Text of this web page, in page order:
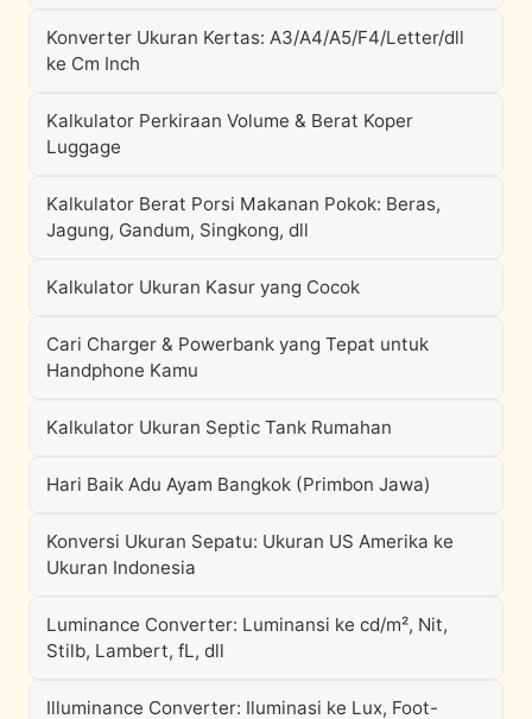
Konverter Ukuran Kertas: A3/A4/A5/F4/Letter/dll
ke Cm Inch
Kalkulator Perkiraan Volume & Berat Koper
Luggage
Kalkulator Berat Porsi Makanan Pokok: Beras,
Jagung, Gandum, Singkong, dll
Kalkulator Ukuran Kasur yang Cocok
Cari Charger & Powerbank yang Tepat untuk
Handphone Kamu
Kalkulator Ukuran Septic Tank Rumahan
Hari Baik Adu Ayam Bangkok (Primbon Jawa)
Konversi Ukuran Sepatu: Ukuran US Amerika ke
Ukuran Indonesia
Luminance Converter: Luminansi ke cd/m², Nit,
Stilb, Lambert, fL, dll
Illuminance Converter: Iluminasi ke Lux, Foot-